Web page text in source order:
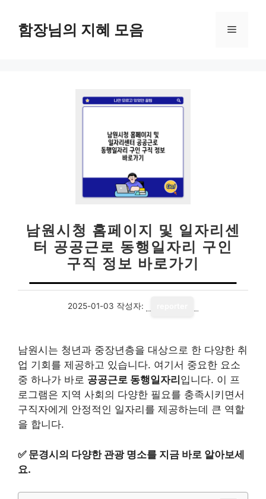
함장님의 지혜 모음 메
남원시청 홈페이지 및 일자리센
터 공공근로 동행일자리 구인
구직 정보 바로가기
2025-01-03 작성자:
남원시는 청년과 중장년층을 대상으로 한 다양한 취
업 기회를 제공하고 있습니다. 여기서 중요한 요소
중 하나가 바로 공공근로 동행일자리 입니다. 이 프
로그램은 지역 사회의 다양한 필요를 충족시키면서
구직자에게 안정적인 일자리를 제공하는데 큰 역할
을 합니다.
✅ 문경시의 다양한 관광 명소를 지금 바로 알아보세
요.